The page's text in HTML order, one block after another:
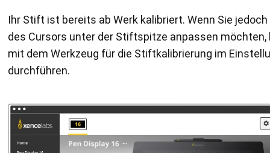
Ihr Stift ist bereits ab Werk kalibriert. Wenn Sie
des Cursors unter der Stiftspitze anpassen möchten,
mit dem Werkzeug für die Stiftkalibrierung im
durchführen.